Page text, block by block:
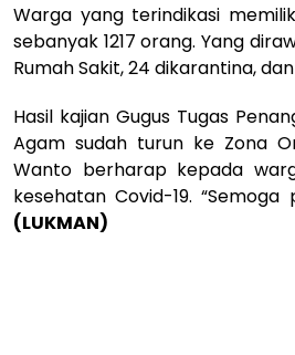
Warga yang terindikasi
sebanyak 1217 orang. Yang
Rumah Sakit, 24 dikarantina,
Hasil kajian Gugus Tugas
Agam sudah turun ke Zona
Wanto berharap kepada
kesehatan Covid-19.
(LUKMAN)